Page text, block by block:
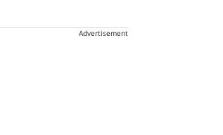
Advertisement